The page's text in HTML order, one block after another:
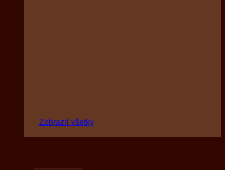
Zobraziť všetky